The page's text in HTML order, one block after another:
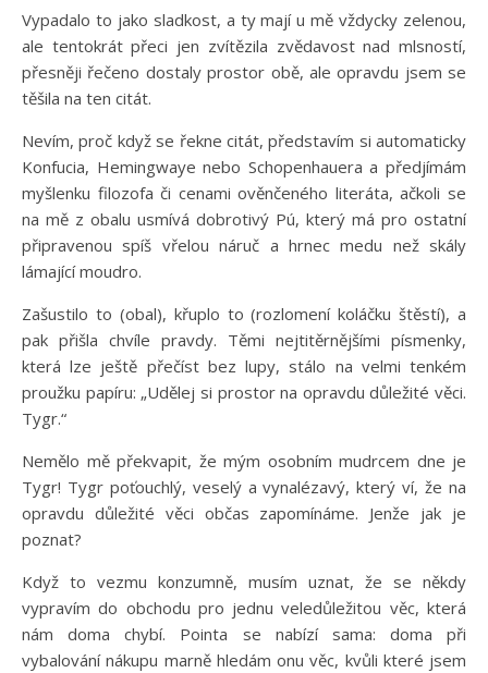
Vypadalo to jako sladkost, a ty mají u mě vždycky zelenou,
ale tentokrát přeci jen zvítězila zvědavost nad mlsností,
přesněji řečeno dostaly prostor obě, ale opravdu jsem se
těšila na ten citát.
Nevím, proč když se řekne citát, představím si automaticky
Konfucia, Hemingwaye nebo Schopenhauera a předjímám
myšlenku filozofa či cenami ověnčeného literáta, ačkoli se
na mě z obalu usmívá dobrotivý Pú, který má pro ostatní
připravenou spíš vřelou náruč a hrnec medu než skály
lámající moudro.
Zašustilo to (obal), křuplo to (rozlomení koláčku štěstí), a
pak přišla chvíle pravdy. Těmi nejtitěrnějšími písmenky,
která lze ještě přečíst bez lupy, stálo na velmi tenkém
proužku papíru: „Udělej si prostor na opravdu důležité věci.
Tygr.“
Nemělo mě překvapit, že mým osobním mudrcem dne je
Tygr! Tygr poťouchlý, veselý a vynalézavý, který ví, že na
opravdu důležité věci občas zapomínáme. Jenže jak je
poznat?
Když to vezmu konzumně, musím uznat, že se někdy
vypravím do obchodu pro jednu veledůležitou věc, která
nám doma chybí. Pointa se nabízí sama: doma při
vybalování nákupu marně hledám onu věc, kvůli které jsem